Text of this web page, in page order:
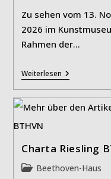
Zu sehen vom 13.
2026 im
Rahmen der…
Weiterlesen
#9
–
Felix
Schramm
Charta Riesling
Beitrags-
Beethoven-Haus